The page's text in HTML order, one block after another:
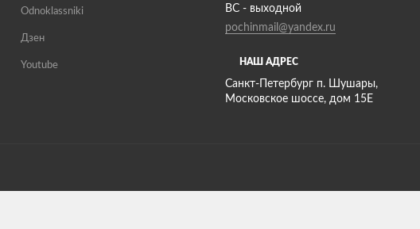
Odnoklassniki
Дзен
Youtube НАШ АДРЕС
Санкт-Петербург п. Шушары,
Московское шоссе, дом 15Е
ВС - выходной
pochinmail@yandex.ru